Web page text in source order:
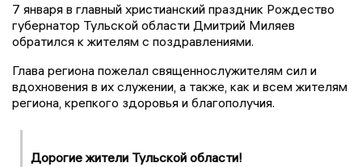
7 января в главный христианский праздник Рождество
губернатор Тульской области Дмитрий Миляев
обратился к жителям с поздравлениями.
Глава региона пожелал священнослужителям сил и
вдохновения в их служении, а также, как и всем жителям
региона, крепкого здоровья и благополучия.
Дорогие жители Тульской области!